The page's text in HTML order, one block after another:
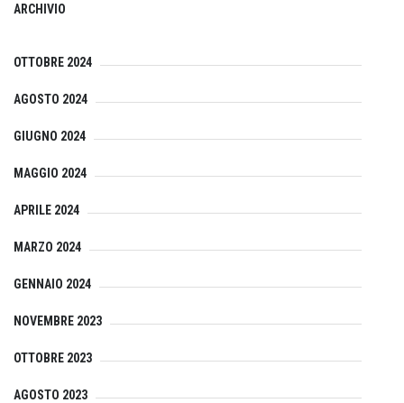
ARCHIVIO
OTTOBRE 2024
AGOSTO 2024
GIUGNO 2024
MAGGIO 2024
APRILE 2024
MARZO 2024
GENNAIO 2024
NOVEMBRE 2023
OTTOBRE 2023
AGOSTO 2023